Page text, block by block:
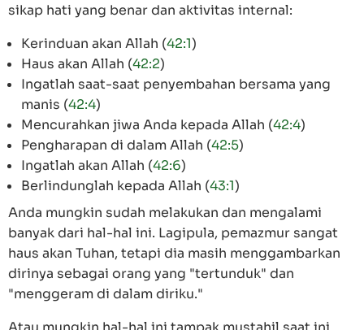
sikap hati yang benar dan aktivitas internal:
Kerinduan akan Allah (42:1)
Haus akan Allah (42:2)
Ingatlah saat-saat penyembahan bersama yang
manis (42:4)
Mencurahkan jiwa Anda kepada Allah (42:4)
Pengharapan di dalam Allah (42:5)
Ingatlah akan Allah (42:6)
Berlindunglah kepada Allah (43:1)
Anda mungkin sudah melakukan dan mengalami
banyak dari hal-hal ini. Lagipula, pemazmur sangat
haus akan Tuhan, tetapi dia masih menggambarkan
dirinya sebagai orang yang "tertunduk" dan
"menggeram di dalam diriku."